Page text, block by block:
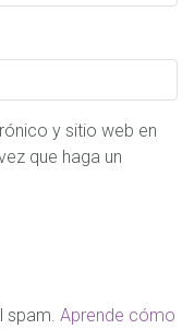
y sitio web en
que haga un
spam. Aprende cómo